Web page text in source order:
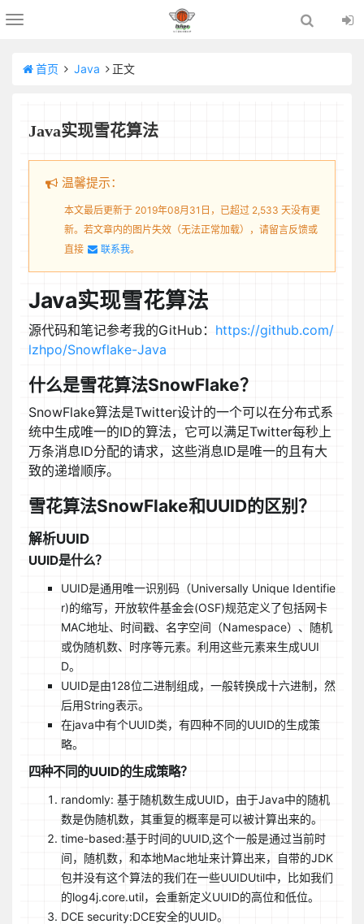
Toggle
首页 Java 正文
Java实现雪花算法
温馨提示：
本文最后更新于 2019年08月31日，已超过 2,533 天没有更
新。若文章内的图片失效（无法正常加载），请留言反馈或
直接
联系我。
Java实现雪花算法
源代码和笔记参考我的GitHub： https://github.com/
lzhpo/Snowflake-Java
什么是雪花算法SnowFlake？
SnowFlake算法是Twitter设计的一个可以在分布式系
统中生成唯一的ID的算法，它可以满足Twitter每秒上
万条消息ID分配的请求，这些消息ID是唯一的且有大
致的递增顺序。
雪花算法SnowFlake和UUID的区别？
解析UUID
UUID是什么？
UUID是通用唯一识别码（Universally Unique Identifie
r)的缩写，开放软件基金会(OSF)规范定义了包括网卡
MAC地址、时间戳、名字空间（Namespace）、随机
或伪随机数、时序等元素。利用这些元素来生成UUI
D。
UUID是由128位二进制组成，一般转换成十六进制，然
后用String表示。
在java中有个UUID类，有四种不同的UUID的生成策
略。
四种不同的UUID的生成策略？
randomly: 基于随机数生成UUID，由于Java中的随机
数是伪随机数，其重复的概率是可以被计算出来的。
time-based:基于时间的UUID,这个一般是通过当前时
间，随机数，和本地Mac地址来计算出来，自带的JDK
包并没有这个算法的我们在一些UUIDUtil中，比如我们
的log4j.core.util，会重新定义UUID的高位和低位。
DCE security:DCE安全的UUID。